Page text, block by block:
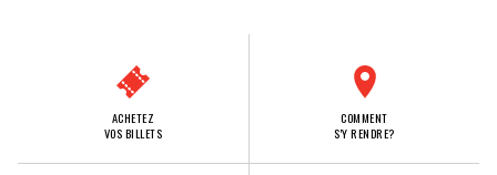
ACHETEZ
VOS BILLETS
COMMENT
S'Y RENDRE?